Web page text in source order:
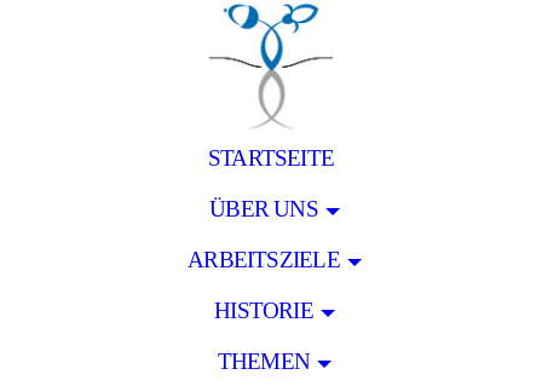
STARTSEITE
ÜBER UNS
ARBEITSZIELE
HISTORIE
THEMEN